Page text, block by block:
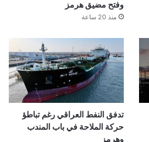
وفتح مضيق هرمز
منذ 20 ساعة
تدفق النفط العراقي رغم تباطؤ
حركة الملاحة في باب المندب
وهرمز